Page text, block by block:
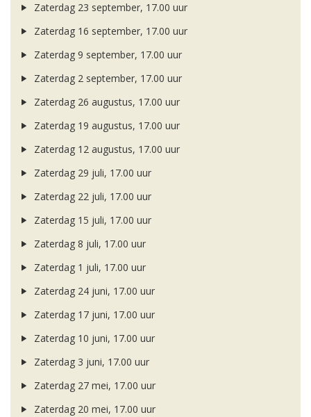
Zaterdag 23 september, 17.00 uur
Zaterdag 16 september, 17.00 uur
Zaterdag 9 september, 17.00 uur
Zaterdag 2 september, 17.00 uur
Zaterdag 26 augustus, 17.00 uur
Zaterdag 19 augustus, 17.00 uur
Zaterdag 12 augustus, 17.00 uur
Zaterdag 29 juli, 17.00 uur
Zaterdag 22 juli, 17.00 uur
Zaterdag 15 juli, 17.00 uur
Zaterdag 8 juli, 17.00 uur
Zaterdag 1 juli, 17.00 uur
Zaterdag 24 juni, 17.00 uur
Zaterdag 17 juni, 17.00 uur
Zaterdag 10 juni, 17.00 uur
Zaterdag 3 juni, 17.00 uur
Zaterdag 27 mei, 17.00 uur
Zaterdag 20 mei, 17.00 uur